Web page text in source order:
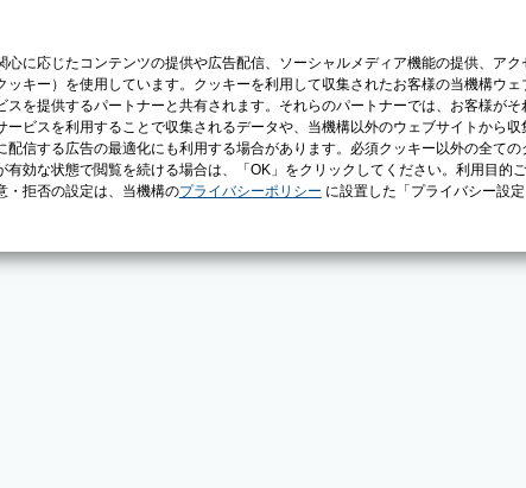
に応じたコンテンツの提供や広告配信、ソーシャルメディア機能の提供、ア
キー）を使用しています。クッキーを利用して収集されたお客様の当機構ウ
を提供するパートナーと共有されます。それらのパートナーでは、お客様がそ
ビスを利用することで収集されるデータや、当機構以外のウェブサイトから
信する広告の最適化にも利用する場合があります。必須クッキー以外の全て
効な状態で閲覧を続ける場合は、「OK」をクリックしてください。利用目的
・拒否の設定は、当機構のプライバシーポリシー に設置した「プライバシー設